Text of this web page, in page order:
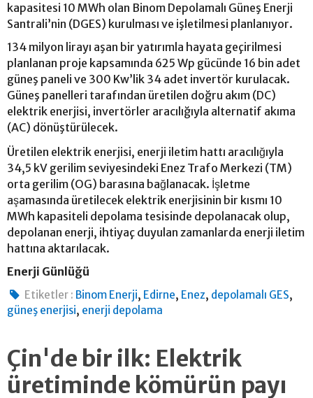
kapasitesi 10 MWh olan Binom Depolamalı Güneş Enerji
Santrali’nin (DGES) kurulması ve işletilmesi planlanıyor.
134 milyon lirayı aşan bir yatırımla hayata geçirilmesi
planlanan proje kapsamında 625 Wp gücünde 16 bin adet
güneş paneli ve 300 Kw’lik 34 adet invertör kurulacak.
Güneş panelleri tarafından üretilen doğru akım (DC)
elektrik enerjisi, invertörler aracılığıyla alternatif akıma
(AC) dönüştürülecek.
Üretilen elektrik enerjisi, enerji iletim hattı aracılığıyla
34,5 kV gerilim seviyesindeki Enez Trafo Merkezi (TM)
orta gerilim (OG) barasına bağlanacak. İşletme
aşamasında üretilecek elektrik enerjisinin bir kısmı 10
MWh kapasiteli depolama tesisinde depolanacak olup,
depolanan enerji, ihtiyaç duyulan zamanlarda enerji iletim
hattına aktarılacak.
Enerji Günlüğü
Etiketler : Binom Enerji, Edirne, Enez, depolamalı GES,
güneş enerjisi, enerji depolama
Çin'de bir ilk: Elektrik
üretiminde kömürün payı